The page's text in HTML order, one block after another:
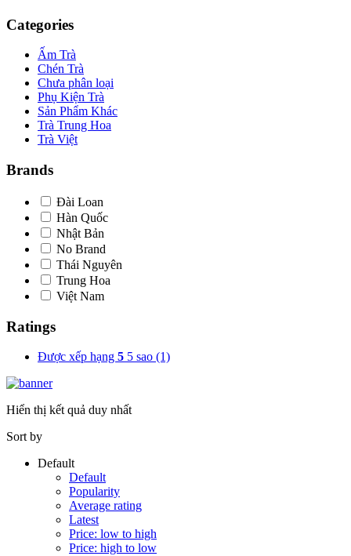
Categories
Ấm Trà
Chén Trà
Chưa phân loại
Phụ Kiện Trà
Sản Phẩm Khác
Trà Trung Hoa
Trà Việt
Brands
Đài Loan
Hàn Quốc
Nhật Bản
No Brand
Thái Nguyên
Trung Hoa
Việt Nam
Ratings
Được xếp hạng 5 5 sao (1)
Hiển thị kết quả duy nhất
Sort by
Default
Default
Popularity
Average rating
Latest
Price: low to high
Price: high to low